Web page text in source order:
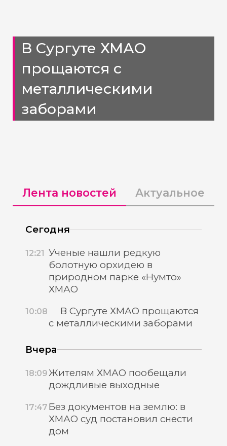
В Сургуте ХМАО
прощаются с
металлическими
заборами
Лента новостей Актуальное
Сегодня
12:21 Ученые нашли редкую
болотную орхидею в
природном парке «Нумто»
ХМАО
10:08
В Сургуте ХМАО прощаются
с металлическими заборами
Вчера
18:09Жителям ХМАО пообещали
дождливые выходные
17:47 Без документов на землю: в
ХМАО суд постановил снести
дом